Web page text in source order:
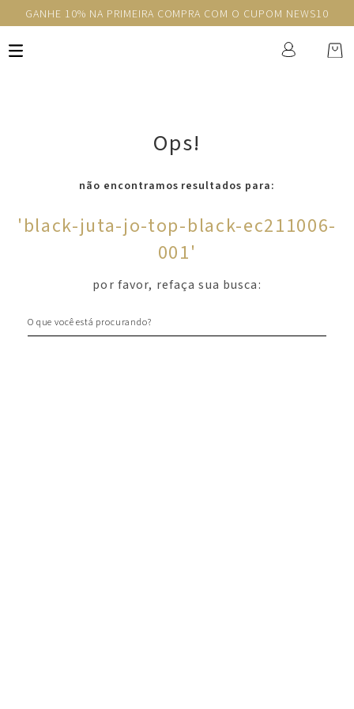
GANHE 10% NA PRIMEIRA COMPRA COM O CUPOM NEWS10
Ops!
não encontramos resultados para:
'black-juta-jo-top-black-ec211006-
001'
por favor, refaça sua busca: